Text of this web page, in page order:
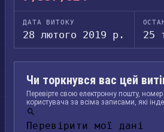
ДАТА ВИТОКУ
28 лютого 2019 р. 25
Чи торкнувся вас цей
Перевірте свою електронну пошту,
користувача за всіма записами, які
Перевірити мої дані